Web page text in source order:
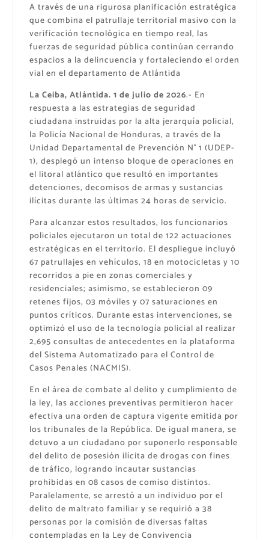
A través de una rigurosa planificación estratégica
que combina el patrullaje territorial masivo con la
verificación tecnológica en tiempo real, las
fuerzas de seguridad pública continúan cerrando
espacios a la delincuencia y fortaleciendo el orden
vial en el departamento de Atlántida
La Ceiba, Atlántida. 1 de julio de 2026.- En
respuesta a las estrategias de seguridad
ciudadana instruidas por la alta jerarquía policial,
la Policía Nacional de Honduras, a través de la
Unidad Departamental de Prevención N° 1 (UDEP-
1), desplegó un intenso bloque de operaciones en
el litoral atlántico que resultó en importantes
detenciones, decomisos de armas y sustancias
ilícitas durante las últimas 24 horas de servicio.
Para alcanzar estos resultados, los funcionarios
policiales ejecutaron un total de 122 actuaciones
estratégicas en el territorio. El despliegue incluyó
67 patrullajes en vehículos, 18 en motocicletas y 10
recorridos a pie en zonas comerciales y
residenciales; asimismo, se establecieron 09
retenes fijos, 03 móviles y 07 saturaciones en
puntos críticos. Durante estas intervenciones, se
optimizó el uso de la tecnología policial al realizar
2,695 consultas de antecedentes en la plataforma
del Sistema Automatizado para el Control de
Casos Penales (NACMIS).
En el área de combate al delito y cumplimiento de
la ley, las acciones preventivas permitieron hacer
efectiva una orden de captura vigente emitida por
los tribunales de la República. De igual manera, se
detuvo a un ciudadano por suponerlo responsable
del delito de posesión ilícita de drogas con fines
de tráfico, logrando incautar sustancias
prohibidas en 08 casos de comiso distintos.
Paralelamente, se arrestó a un individuo por el
delito de maltrato familiar y se requirió a 38
personas por la comisión de diversas faltas
contempladas en la Ley de Convivencia